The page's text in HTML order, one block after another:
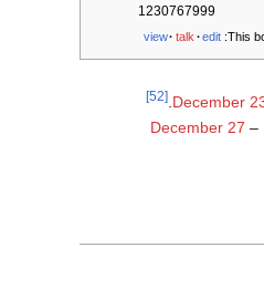
1230767999
This
view talk edit
December
.
[52]
December 27 –